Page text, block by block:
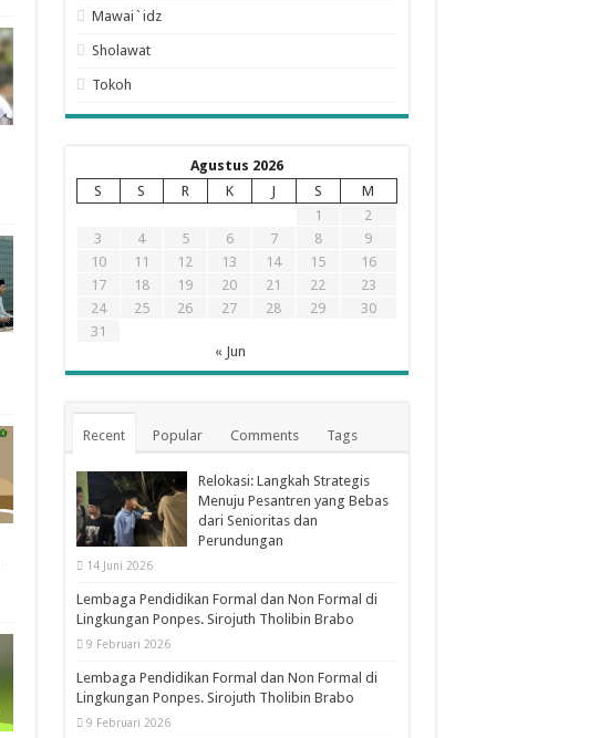
Mawai`idz
Sholawat
Tokoh
Agustus 2026
S
S R K J S
M
1
2
3
4 5 6 7 8
9
10
11 12 13 14 15
16
17
18 19 20 21 22
23
24
25 26 27 28 29
30
31
« Jun
Recent Popular Comments Tags
Relokasi: Langkah Strategis
Menuju Pesantren yang Bebas
dari Senioritas dan
Perundungan
14 Juni 2026
Lembaga Pendidikan Formal dan Non Formal di
Lingkungan Ponpes. Sirojuth Tholibin Brabo
9 Februari 2026
Lembaga Pendidikan Formal dan Non Formal di
Lingkungan Ponpes. Sirojuth Tholibin Brabo
9 Februari 2026